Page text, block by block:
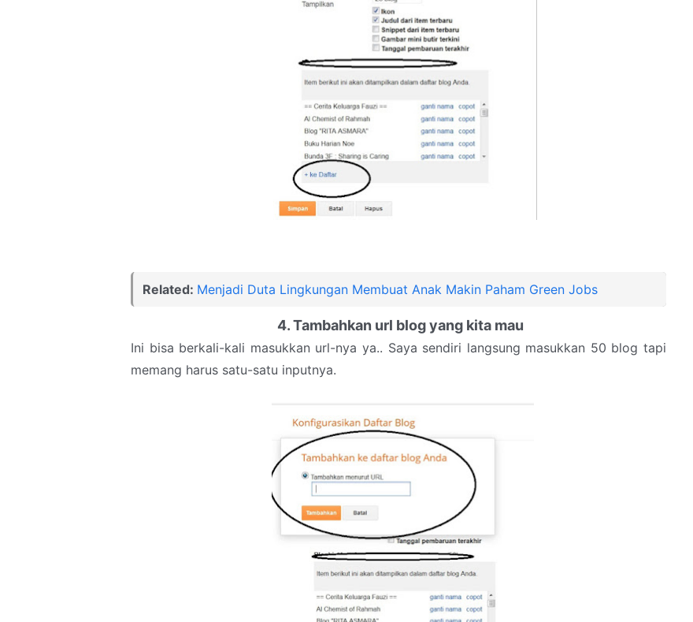
Related: Menjadi Duta Lingkungan Membuat Anak Makin Paham Green Jobs
4. Tambahkan url blog yang kita mau
Ini bisa berkali-kali masukkan url-nya ya.. Saya sendiri langsung masukkan 50 blog tapi
memang harus satu-satu inputnya.